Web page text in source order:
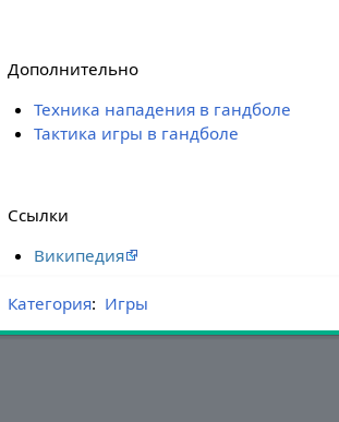
Дополнительно
Техника нападения в гандболе
Тактика игры в гандболе
Ссылки
Википедия
Категория: Игры